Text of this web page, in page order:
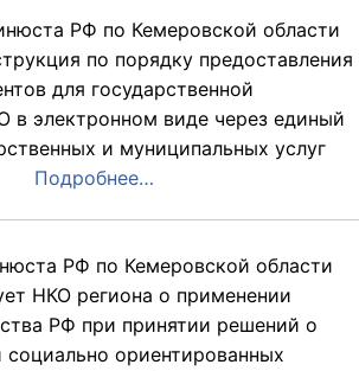
РФ по Кемеровской области
по порядку предоставления
для государственной
в электронном виде через единый
и муниципальных услуг
Подробнее…
РФ по Кемеровской области
НКО региона о применении
РФ при принятии решений о
социально ориентированных